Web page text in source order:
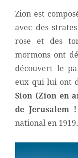
Zion est
avec des
rose et des
mormons ont
découvert le
eux qui lui ont
Sion (Zion en
de Jerusalem !
national en 1919.